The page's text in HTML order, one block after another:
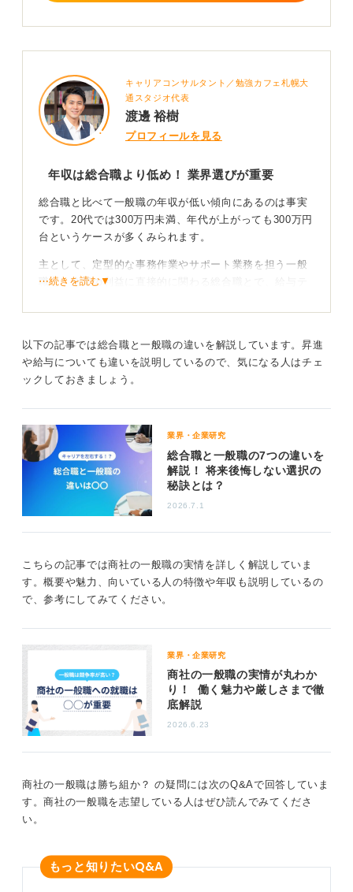
キャリアコンサルタント／勉強カフェ札幌大
通スタジオ代表
渡邊 裕樹
プロフィールを見る
年収は総合職より低め！ 業界選びが重要
総合職と比べて一般職の年収が低い傾向にあるのは事実
です。20代では300万円未満、年代が上がっても300万円
台というケースが多くみられます。
主として、定型的な事務作業やサポート業務を担う一般
職と、企業の利益に直接的に関わる総合職とで、給与テ
現実はしっかり認識しておく必要があります。働くうえ
で何を重視するかを自分なりに整理しておくことが、後
悔しないキャリア選択につながるのです。
ただし、一般職の年収は、会社の資本金の多さや社員数
に比例する傾向があり、特に金融系やインフラ系の業界
は、業界全体の給与水準が高いです。
もし一般職で働きながら高い年収を望むのであれば、就
職・転職活動の段階で、どの業界のどの規模の企業を選
「入社後になんとかなる」のではなく、「入社する会社
でほぼ決まる」と考えるべきでしょう。
0
⋯続きを読む▼
以下の記事では総合職と一般職の違いを解説しています。昇進
や給与についても違いを説明しているので、気になる人はチェ
ックしておきましょう。
業界・企業研究
総合職と一般職の7つの違いを
解説！ 将来後悔しない選択の
秘訣とは？
2026.7.1
こちらの記事では商社の一般職の実情を詳しく解説していま
す。概要や魅力、向いている人の特徴や年収も説明しているの
で、参考にしてみてください。
業界・企業研究
商社の一般職の実情が丸わか
り！ 働く魅力や厳しさまで徹
底解説
2026.6.23
商社の一般職は勝ち組か？ の疑問には次のQ&Aで回答していま
す。商社の一般職を志望している人はぜひ読んでみてくださ
い。
もっと知りたいQ&A